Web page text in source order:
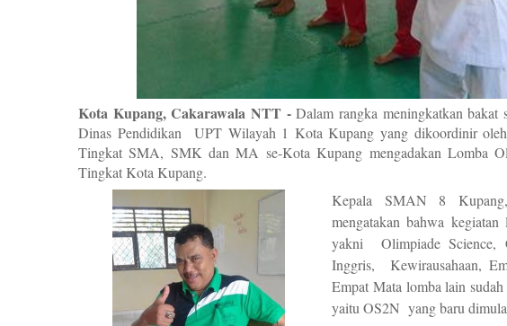
Kota Kupang, Cakarawala NTT -Dalam rangka meningkatkan bakat
Dinas Pendidikan UPT Wilayah 1 Kota Kupang yang dikoordinir
Tingkat SMA, SMK dan MA se-Kota Kupang mengadakan Lomba
Tingkat Kota Kupang.
Kepala SMAN 8
mengatakan bahwa
yakni Olimpiade Science,
Inggris, Kewirausahaan,
Empat Mata lomba lain
yaitu OS2N yang baru